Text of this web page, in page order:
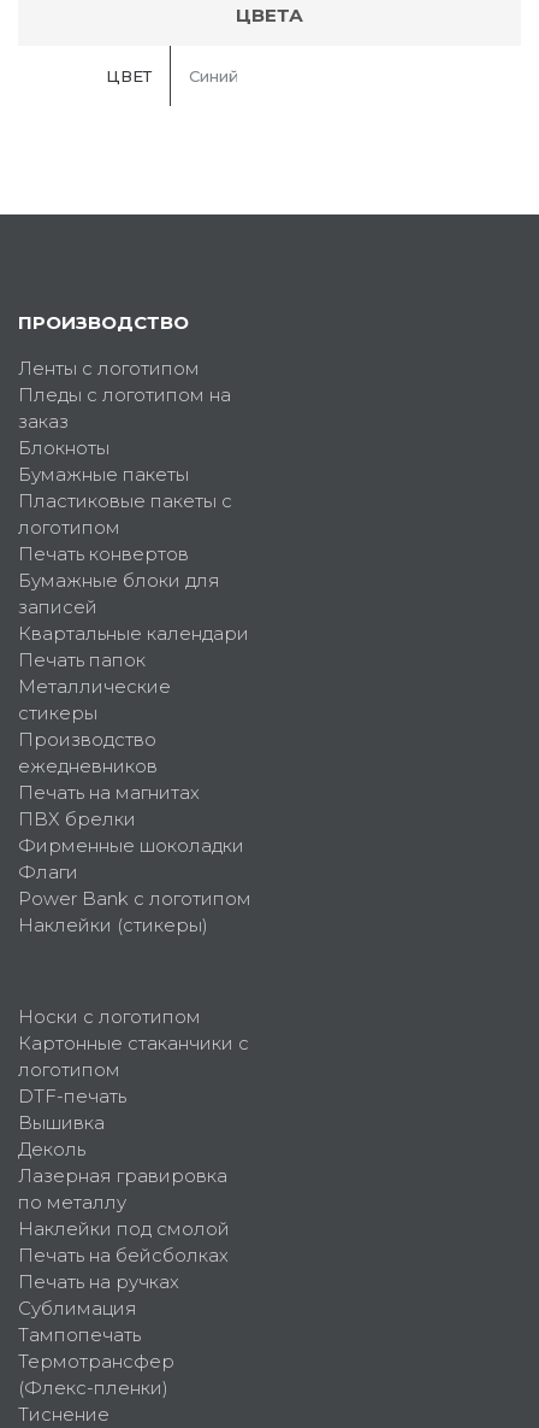
ЦВЕТА
ЦВЕТ Синий
ПРОИЗВОДСТВО
Ленты с логотипом
Пледы с логотипом на
заказ
Блокноты
Бумажные пакеты
Пластиковые пакеты с
логотипом
Печать конвертов
Бумажные блоки для
записей
Квартальные календари
Печать папок
Металлические
стикеры
Производство
ежедневников
Печать на магнитах
ПВХ брелки
Фирменные шоколадки
Флаги
Power Bank с логотипом
Наклейки (стикеры)
Носки с логотипом
Картонные стаканчики с
логотипом
DTF-печать
Вышивка
Деколь
Лазерная гравировка
по металлу
Наклейки под смолой
Печать на бейсболках
Печать на ручках
Сублимация
Тампопечать
Термотрансфер
(Флекс-пленки)
Тиснение